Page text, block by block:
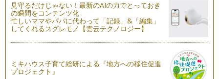
見守るだけじゃない！最新のAIの力でとっておき
の瞬間をコンテンツ化
忙しいママやパパに代わって「記録」&「編集」
してくれるスグレモノ【雲云テクノロジー】
ミキハウス子育て総研による『地方への移住促進
プロジェクト』